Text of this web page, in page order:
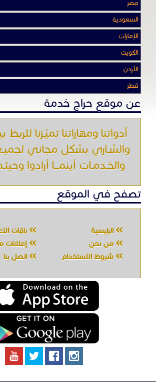
عن موقع حراج خدمة
أدواتنا ومهاراتنا تميّـزنا للربط
والشـاري بشكل مجاني
والخـدمـات أينمـــا أرادوا
تصفح في الموقع
الرئيسية
باقات
من نحن
إعلانات
شروط الاستخدام
اتصل بنا